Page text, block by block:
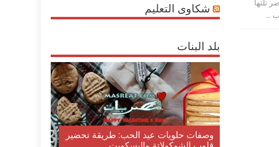
تلتها
...
شكاوى التعليم
بلد البنات
وصفات حلويات عيد الحب: طريقة تحضير